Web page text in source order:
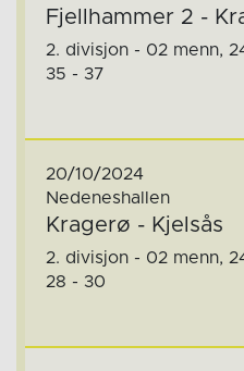
Fjellhammer 2 -
2. divisjon - 02 menn,
35 - 37
20/10/2024
Nedeneshallen
Kragerø - Kjelsås
2. divisjon - 02 menn,
28 - 30